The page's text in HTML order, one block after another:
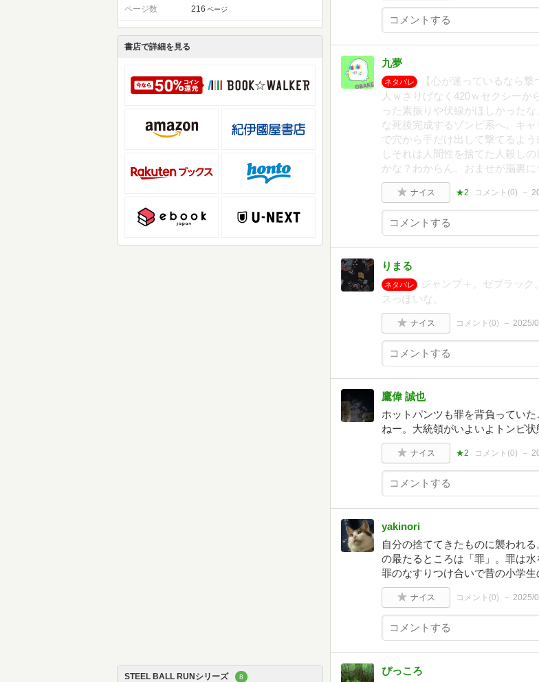
ページ数 216 ページ
書店で詳細を見る
STEEL BALL RUNシリーズ 8
九夢
ネタバレ
【心が迷っているなら
人ｗさりげなく420ｗセクシー
った素振りや伏線がほしかった
な死後完成するゾンビ系へ。キ
で穴から手だけ出して撃てるよ
しそれは人間性を捨てた人殺し
かな？わからん。おませが脳裏に
ナイス ★2 コメント(0)
りまる
ネタバレ
ジャンプ＋。ゼブラック
スっぽいな。
ナイス コメント(0) 2025/
鷹偉 誠也
ホットパンツも罪を背負ってい
ねー。大統領がいよいよトンビ状
ナイス ★2 コメント(0)
yakinori
自分の捨ててきたものに襲われ
の最たるところは「罪」。罪は
罪のなすりつけ合いで昔の小学
ナイス コメント(0) 2025/
ぴっころ